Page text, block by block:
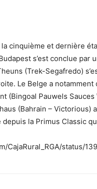
cinquième et dernière
s’est conclue par
(Trek-Segafredo)
Le Belge a notamment
(Bingoal Pauwels Sauces
(Bahrain – Victorious)
la Primus Classic
CajaRural_RGA/status/